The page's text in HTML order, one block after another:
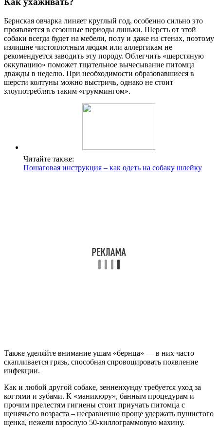
Бернская овчарка линяет круглый год, особенно сильно это
проявляется в сезонные периоды линьки. Шерсть от этой
собаки всегда будет на мебели, полу и даже на стенах, поэтому
излишне чистоплотным людям или аллергикам не
рекомендуется заводить эту породу. Облегчить «шерстяную
оккупацию» поможет тщательное вычесывание питомца
дважды в неделю. При необходимости образовавшиеся в
шерсти колтуны можно выстричь, однако не стоит
злоупотреблять таким «груммингом».
Читайте также:
Пошаговая инструкция – как одеть на собаку шлейку
Также уделяйте внимание ушам «бернца» — в них часто
скапливается грязь, способная спровоцировать появление
инфекции.
Как и любой другой собаке, зенненхунду требуется уход за
когтями и зубами. К «маникюру», банным процедурам и
прочим прелестям гигиены стоит приучать питомца с
щенячьего возраста – несравненно проще удержать пушистого
щенка, нежели взрослую 50-киллограммовую махину.